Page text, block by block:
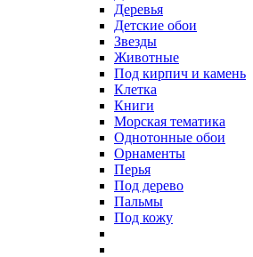
Деревья
Детские обои
Звезды
Животные
Под кирпич и камень
Клетка
Книги
Морская тематика
Однотонные обои
Орнаменты
Перья
Под дерево
Пальмы
Под кожу